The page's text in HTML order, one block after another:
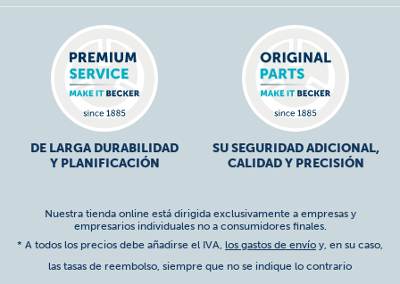
DE LARGA DURABILIDAD
Y PLANIFICACIÓN
SU SEGURIDAD ADICIONAL,
CALIDAD Y PRECISIÓN
Nuestra tienda online está dirigida exclusivamente a empresas y
empresarios individuales no a consumidores finales.
* A todos los precios debe añadirse el IVA, los gastos de envío y, en su caso,
las tasas de reembolso, siempre que no se indique lo contrario